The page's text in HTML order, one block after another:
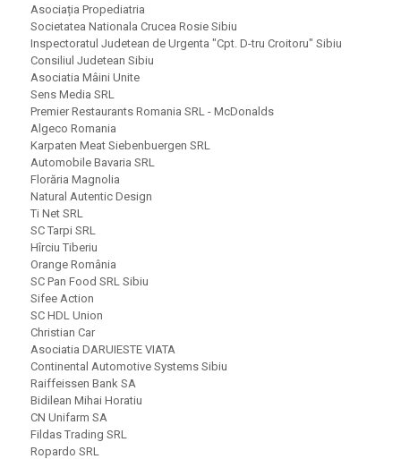
Asociația Propediatria
Societatea Nationala Crucea Rosie Sibiu
Inspectoratul Judetean de Urgenta "Cpt. D-tru Croitoru" Sibiu
Consiliul Judetean Sibiu
Asociatia Mâini Unite
Sens Media SRL
Premier Restaurants Romania SRL - McDonalds
Algeco Romania
Karpaten Meat Siebenbuergen SRL
Automobile Bavaria SRL
Florăria Magnolia
Natural Autentic Design
Ti Net SRL
SC Tarpi SRL
Hîrciu Tiberiu
Orange România
SC Pan Food SRL Sibiu
Sifee Action
SC HDL Union
Christian Car
Asociatia DARUIESTE VIATA
Continental Automotive Systems Sibiu
Raiffeissen Bank SA
Bidilean Mihai Horatiu
CN Unifarm SA
Fildas Trading SRL
Ropardo SRL